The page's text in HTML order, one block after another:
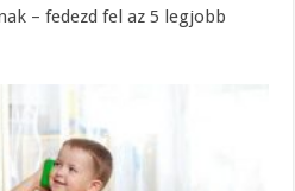
– fedezd fel az 5 legjobb